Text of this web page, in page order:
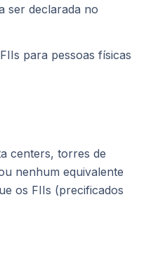
ser declarada no
para pessoas físicas
centers, torres de
nenhum equivalente
os FIIs (precificados